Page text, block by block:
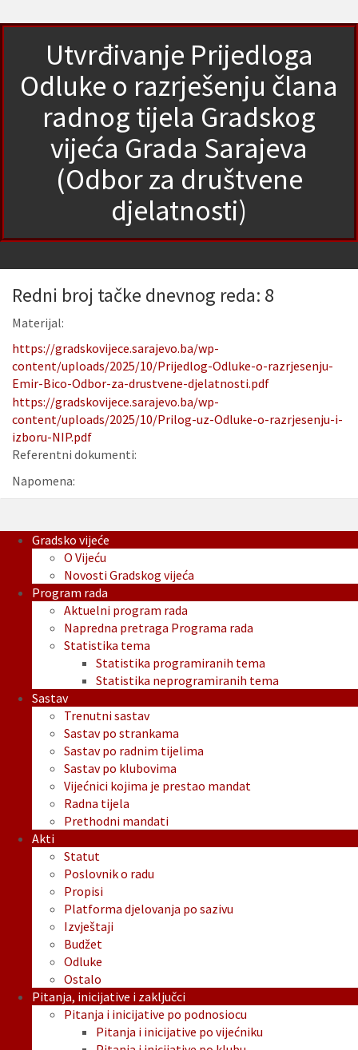
Utvrđivanje Prijedloga
Odluke o razrješenju člana
radnog tijela Gradskog
vijeća Grada Sarajeva
(Odbor za društvene
djelatnosti)
Redni broj tačke dnevnog reda: 8
Materijal:
https://gradskovijece.sarajevo.ba/wp-
content/uploads/2025/10/Prijedlog-Odluke-o-razrjesenju-
Emir-Bico-Odbor-za-drustvene-djelatnosti.pdf
https://gradskovijece.sarajevo.ba/wp-
content/uploads/2025/10/Prilog-uz-Odluke-o-razrjesenju-i-
izboru-NIP.pdf
Referentni dokumenti:
Napomena:
Gradsko vijeće
O Vijeću
Novosti Gradskog vijeća
Program rada
Aktuelni program rada
Napredna pretraga Programa rada
Statistika tema
Statistika programiranih tema
Statistika neprogramiranih tema
Sastav
Trenutni sastav
Sastav po strankama
Sastav po radnim tijelima
Sastav po klubovima
Vijećnici kojima je prestao mandat
Radna tijela
Prethodni mandati
Akti
Statut
Poslovnik o radu
Propisi
Platforma djelovanja po sazivu
Izvještaji
Budžet
Odluke
Ostalo
Pitanja, inicijative i zaključci
Pitanja i inicijative po podnosiocu
Pitanja i inicijative po vijećniku